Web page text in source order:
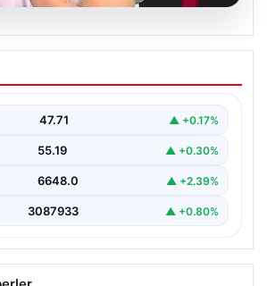
soruşturmaya dönüştü!
Terzi için harekete geçildi
47.71 ▲ +0.17%
55.19 ▲ +0.30%
6648.0 ▲ +2.39%
3087933 ▲ +0.80%